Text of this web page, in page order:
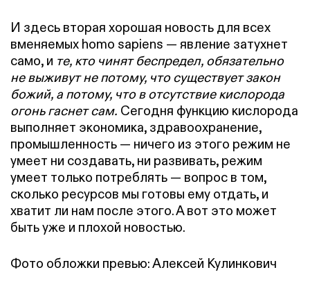
И здесь вторая хорошая новость для всех
вменяемых homo sapiens — явление затухнет
само, и те, кто чинят беспредел, обязательно
не выживут не потому, что существует закон
божий, а потому, что в отсутствие кислорода
огонь гаснет сам. Сегодня функцию кислорода
выполняет экономика, здравоохранение,
промышленность — ничего из этого режим не
умеет ни создавать, ни развивать, режим
умеет только потреблять — вопрос в том,
сколько ресурсов мы готовы ему отдать, и
хватит ли нам после этого. А вот это может
быть уже и плохой новостью.
Фото обложки превью: Алексей Кулинкович